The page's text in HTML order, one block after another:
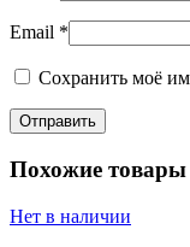
Email *
Сохранить моё
Похожие товары
Нет в наличии